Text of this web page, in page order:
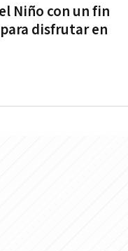
Niño con un fin
disfrutar en